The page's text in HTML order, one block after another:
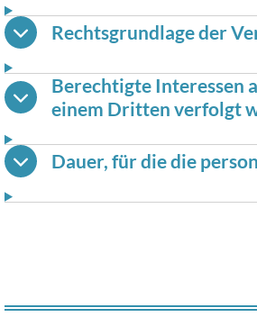
Rechtsgrundlage der
Berechtigte Interessen
einem Dritten verfolgt
Dauer, für die die